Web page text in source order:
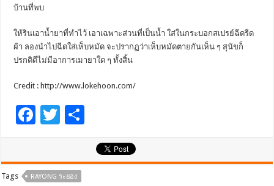
บ้านที่พบ
ให้รินเอาน้ำยาที่ทำไว้ เอาเฉพาะส่วนที่เป็นน้ำ ใส่ในกระบอกสเปรย์ฉีดรีด
ผ้า ลองนำไปฉีดใส่เห็บหมัด จะปรากฏว่าเห็บหมัดตายกันเห็น ๆ สุนัขก็
ปรกติดีไม่มีอาการเมายาใด ๆ ทั้งสิ้น
Credit : http://www.lokehoon.com/
F
b
T
er
ar
Tags RAYONG ระยอง